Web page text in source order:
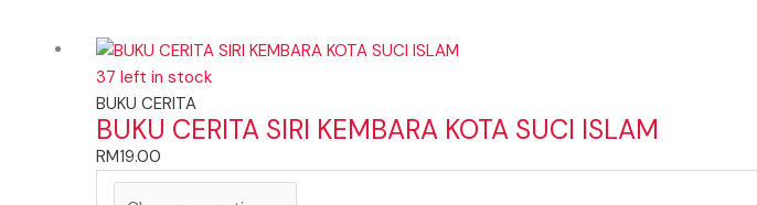
37 left in stock
BUKU CERITA
BUKU CERITA SIRI KEMBARA KOTA SUCI ISLAM
RM19.00